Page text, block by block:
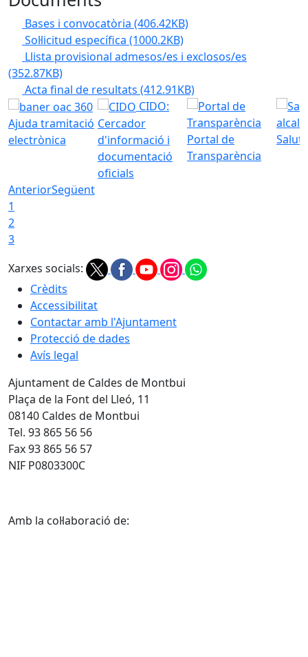
Bases i convocatòria (406.42KB)
Sol·licitud específica (1000.2KB)
Llista provisional admesos/es i exclosos/es
(352.87KB)
Acta final de resultats (412.91KB)
Ajuda tramitació
electrònica
CIDO:
Cercador
d'informació i
documentació
oficials
Portal de
Transparència
AnteriorSegüent
1
2
3
Xarxes socials:
Crèdits
Accessibilitat
Contactar amb l'Ajuntament
Protecció de dades
Avís legal
Ajuntament de Caldes de Montbui
Plaça de la Font del Lleó, 11
08140 Caldes de Montbui
Tel. 93 865 56 56
Fax 93 865 56 57
NIF P0803300C
Amb la col·laboració de: